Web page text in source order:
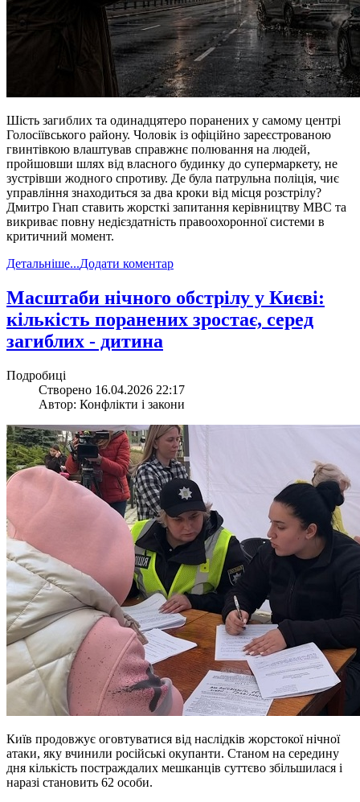
Шість загиблих та одинадцятеро поранених у самому центрі
Голосіївського району. Чоловік із офіційно зареєстрованою
гвинтівкою влаштував справжнє полювання на людей,
пройшовши шлях від власного будинку до супермаркету, не
зустрівши жодного спротиву. Де була патрульна поліція, чиє
управління знаходиться за два кроки від місця розстрілу?
Дмитро Гнап ставить жорсткі запитання керівництву МВС та
викриває повну недієздатність правоохоронної системи в
критичний момент.
Детальніше...Додати коментар
​Масштаби нічного обстрілу у Києві:
кількість поранених зростає, серед
загиблих - дитина
Подробиці
Створено 16.04.2026 22:17
Автор: Конфлікти і закони
Київ продовжує оговтуватися від наслідків жорстокої нічної
атаки, яку вчинили російські окупанти. Станом на середину
дня кількість постраждалих мешканців суттєво збільшилася і
наразі становить 62 особи.